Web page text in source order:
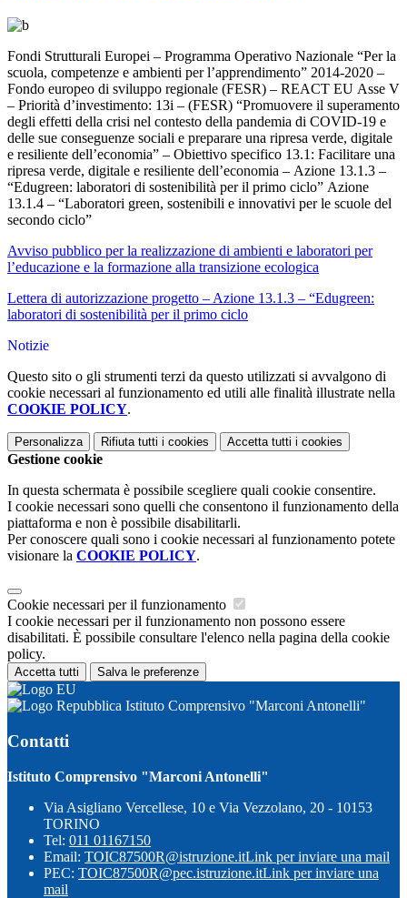
Fondi Strutturali Europei – Programma Operativo Nazionale “Per la
scuola, competenze e ambienti per l’apprendimento” 2014-2020 –
Fondo europeo di sviluppo regionale (FESR) – REACT EU Asse V
– Priorità d’investimento: 13i – (FESR) “Promuovere il superamento
degli effetti della crisi nel contesto della pandemia di COVID-19 e
delle sue conseguenze sociali e preparare una ripresa verde, digitale
e resiliente dell’economia” – Obiettivo specifico 13.1: Facilitare una
ripresa verde, digitale e resiliente dell’economia – Azione 13.1.3 –
“Edugreen: laboratori di sostenibilità per il primo ciclo” Azione
13.1.4 – “Laboratori green, sostenibili e innovativi per le scuole del
secondo ciclo”
Avviso pubblico per la realizzazione di ambienti e laboratori per
l’educazione e la formazione alla transizione ecologica
Lettera di autorizzazione progetto – Azione 13.1.3 – “Edugreen:
laboratori di sostenibilità per il primo ciclo
Notizie
Questo sito o gli strumenti terzi da questo utilizzati si avvalgono di
cookie necessari al funzionamento ed utili alle finalità illustrate nella
COOKIE POLICY.
Personalizza Rifiuta tutti i cookies Accetta tutti i cookies
Gestione cookie
In questa schermata è possibile scegliere quali cookie consentire.
I cookie necessari sono quelli che consentono il funzionamento della
piattaforma e non è possibile disabilitarli.
Per conoscere quali sono i cookie necessari al funzionamento potete
visionare la COOKIE POLICY.
Cookie necessari per il funzionamento
I cookie necessari per il funzionamento non possono essere
disabilitati. È possibile consultare l'elenco nella pagina della cookie
policy.
Accetta tutti Salva le preferenze
Istituto Comprensivo "Marconi Antonelli"
Contatti
Istituto Comprensivo "Marconi Antonelli"
Via Asigliano Vercellese, 10 e Via Vezzolano, 20 - 10153
TORINO
Tel: 011 01167150
Email: TOIC87500R@istruzione.itLink per inviare una mail
PEC: TOIC87500R@pec.istruzione.itLink per inviare una
mail